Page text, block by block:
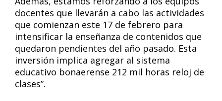
docentes que llevarán a cabo las actividades
que comienzan este 17 de febrero para
intensificar la enseñanza de contenidos que
quedaron pendientes del año pasado. Esta
inversión implica agregar al sistema
educativo bonaerense 212 mil horas reloj de
clases”.